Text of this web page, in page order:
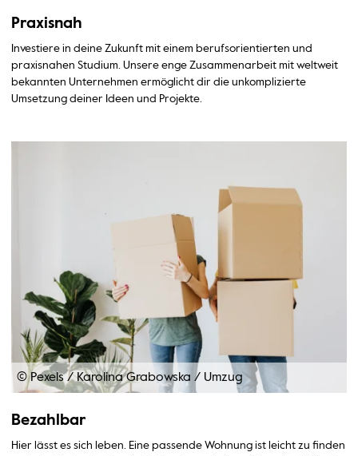
Praxisnah
Investiere in deine Zukunft mit einem berufsorientierten und
praxisnahen Studium. Unsere enge Zusammenarbeit mit weltweit
bekannten Unternehmen ermöglicht dir die unkomplizierte
Umsetzung deiner Ideen und Projekte.
© Pexels / Karolina Grabowska / Umzug
Bezahlbar
Hier lässt es sich leben. Eine passende Wohnung ist leicht zu finden